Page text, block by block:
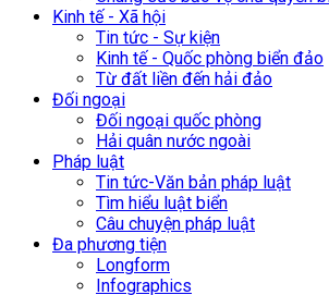
Kinh tế - Xã hội
Tin tức - Sự kiện
Kinh tế - Quốc phòng biển đảo
Từ đất liền đến hải đảo
Đối ngoại
Đối ngoại quốc phòng
Hải quân nước ngoài
Pháp luật
Tin tức-Văn bản pháp luật
Tìm hiểu luật biển
Câu chuyện pháp luật
Đa phương tiện
Longform
Infographics